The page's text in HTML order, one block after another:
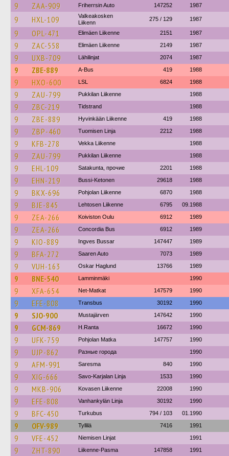
9 ZAA-909 Friherrsin Auto 147252 1987
9 HXL-109
Valkeakosken
Liikenn
275 / 129 1987
9 OPL-471 Elimäen Liikenne 2151 1987
9 ZAC-558 Elimäen Liikenne 2149 1987
9 UXB-709 Lähilinjat 2074 1987
9 ZBE-889 A-Bus 419 1988
9 HXO-600 LSL 6824 1988
9 ZAU-799 Pukkilan Liikenne 1988
9 ZBC-219 Tidstrand 1988
9 ZBE-889 Hyvinkään Liikenne 419 1988
9 ZBP-460 Tuomisen Linja 2212 1988
9 KFB-278 Vekka Liikenne 1988
9 ZAU-799 Pukkilan Liikenne 1988
9 EHL-109 Satakunta, прочие 2201 1988
9 EHN-219 Bussi-Ketonen 29618 1988
9 BKX-696 Pohjolan Liikenne 6870 1988
9 BJE-845 Lehtosen Liikenne 6795 09.1988
9 ZEA-266 Koiviston Oulu 6912 1989
9 ZEA-266 Concordia Bus 6912 1989
9 KIO-889 Ingves Bussar 147447 1989
9 BFA-272 Saaren Auto 7073 1989
9 VUH-163 Oskar Haglund 13766 1989
9 BNE-540 Lamminmäki 1990
9 XFA-654 Net-Matkat 147579 1990
9 EFE-808 Transbus 30192 1990
9 SJO-900 Mustajärven 147642 1990
9 GCM-869 H.Ranta 16672 1990
9 UFK-759 Pohjolan Matka 147757 1990
9 UJP-862 Разные города 1990
9 AFM-991 Saresma 840 1990
9 XIG-666 Savo-Karjalan Linja 1533 1990
9 MKB-906 Kovasen Liikenne 22008 1990
9 EFE-808 Vanhankylän Linja 30192 1990
9 BFC-450 Turkubus 794 / 103 01.1990
9 OFV-989 Tyllilä 7416 1991
9 VFE-452 Niemisen Linjat 1991
9 ZHT-890 Liikenne-Pasma 147858 1991